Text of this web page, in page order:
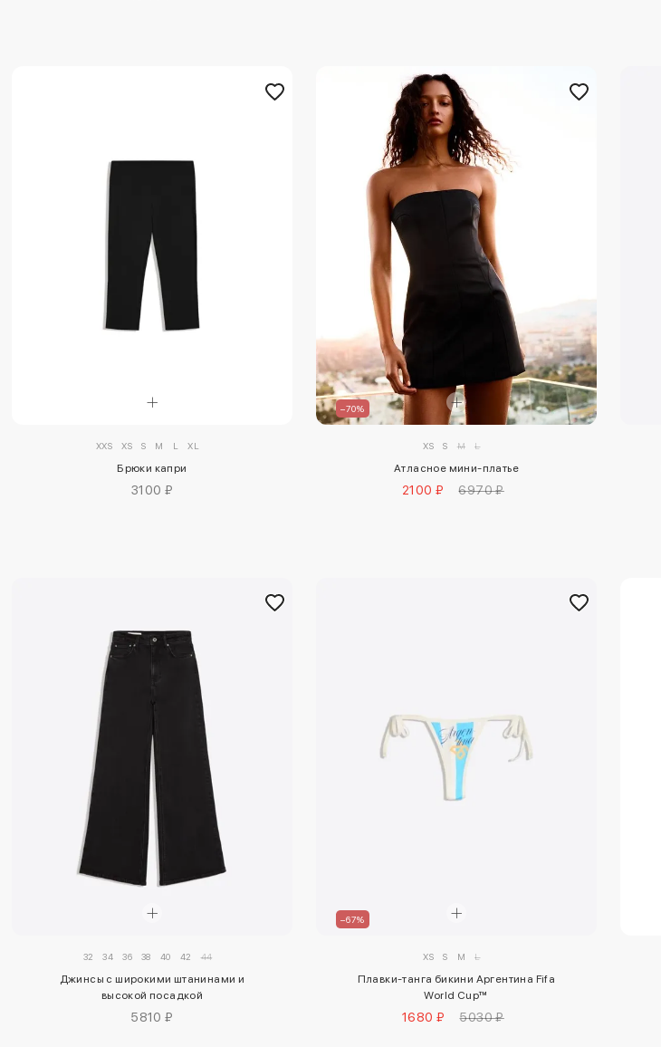
XXS XS S M L XL
Брюки капри
3100 ₽
–70%
XS S M L
Атласное мини-платье
2100 ₽ 6970 ₽
32 34 36 38 40 42 44
Джинсы с широкими штанинами и
высокой посадкой
5810 ₽
–67%
XS S M L
Плавки-танга бикини Аргентина Fifa
World Cup™
1680 ₽ 5030 ₽